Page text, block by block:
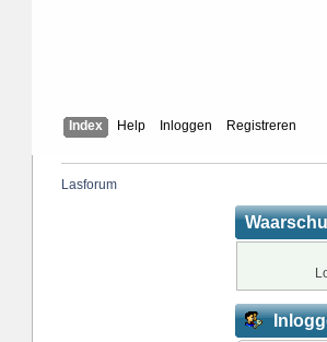
Index Help Inloggen Registreren
Lasforum